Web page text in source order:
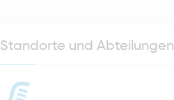
Standorte und Abteilungen